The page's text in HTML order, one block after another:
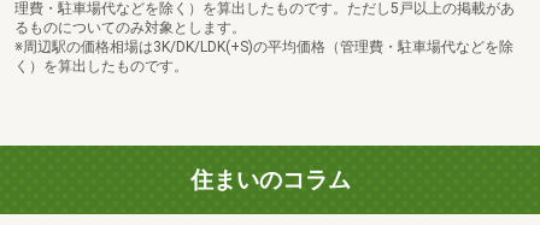
理費・駐車場代などを除く）を算出したものです。ただし5戸以上の掲載があ
るものについてのみ対象とします。
※周辺駅の価格相場は3K/DK/LDK(+S)の平均価格（管理費・駐車場代などを除
く）を算出したものです。
住まいのコラム